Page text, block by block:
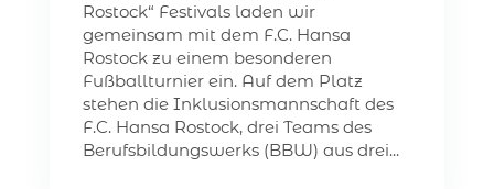
Rostock“ Festivals laden wir
gemeinsam mit dem F.C. Hansa
Rostock zu einem besonderen
Fußballturnier ein. Auf dem Platz
stehen die Inklusionsmannschaft des
F.C. Hansa Rostock, drei Teams des
Berufsbildungswerks (BBW) aus drei...